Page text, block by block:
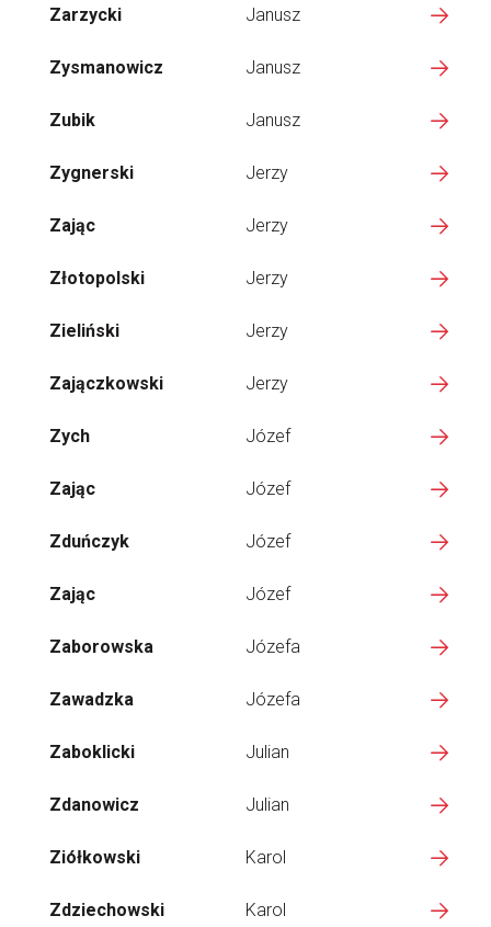
Zarzycki Janusz
Zysmanowicz Janusz
Zubik Janusz
Zygnerski Jerzy
Zając Jerzy
Złotopolski Jerzy
Zieliński Jerzy
Zajączkowski Jerzy
Zych Józef
Zając Józef
Zduńczyk Józef
Zając Józef
Zaborowska Józefa
Zawadzka Józefa
Zaboklicki Julian
Zdanowicz Julian
Ziółkowski Karol
Zdziechowski Karol